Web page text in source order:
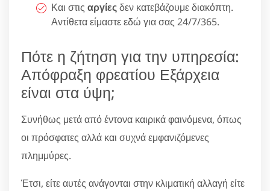
Και στις αργίεςδεν κατεβάζουμε διακόπτη.
Αντίθετα είμαστε εδώ για σας 24/7/365.
Πότε η ζήτηση για την υπηρεσία:
Απόφραξη φρεατίου Εξάρχεια
είναι στα ύψη;
Συνήθως μετά από έντονα καιρικά φαινόμενα, όπως
οι πρόσφατες αλλά και συχνά εμφανιζόμενες
πλημμύρες.
Έτσι, είτε αυτές ανάγονται στην κλιματική αλλαγή είτε